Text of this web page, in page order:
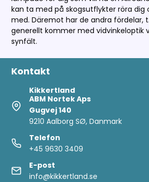
kan ta med på skogsutflykter röra dig
med. Däremot har de andra fördelar,
generellt kommer med vidvinkeloptik
synfält.
Kontakt
Kikkertland
ABM Nortek Aps
Gugvej 140
9210 Aalborg SØ, Danmark
Telefon
+45 9630 3409
E-post
info@kikkertland.se